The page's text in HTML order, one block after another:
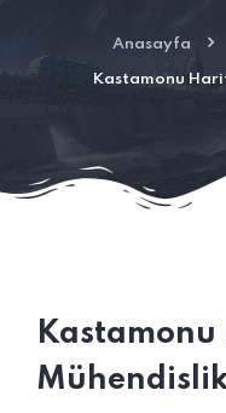
Anasayfa
Kastamonu